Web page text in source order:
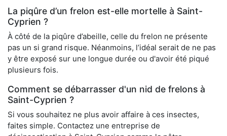
La piqûre d’un frelon est-elle mortelle à Saint-
Cyprien ?
À côté de la piqûre d’abeille, celle du frelon ne présente
pas un si grand risque. Néanmoins, l’idéal serait de ne pas
y être exposé sur une longue durée ou d'avoir été piqué
plusieurs fois.
Comment se débarrasser d'un nid de frelons à
Saint-Cyprien ?
Si vous souhaitez ne plus avoir affaire à ces insectes,
faites simple. Contactez une entreprise de